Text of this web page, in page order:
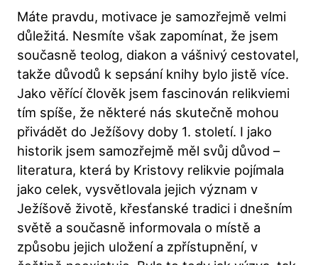
Máte pravdu, motivace je samozřejmě velmi
důležitá. Nesmíte však zapomínat, že jsem
současně teolog, diakon a vášnivý cestovatel,
takže důvodů k sepsání knihy bylo jistě více.
Jako věřící člověk jsem fascinován relikviemi
tím spíše, že některé nás skutečně mohou
přivádět do Ježíšovy doby 1. století. I jako
historik jsem samozřejmě měl svůj důvod –
literatura, která by Kristovy relikvie pojímala
jako celek, vysvětlovala jejich význam v
Ježíšově životě, křesťanské tradici i dnešním
světě a současně informovala o místě a
způsobu jejich uložení a zpřístupnění, v